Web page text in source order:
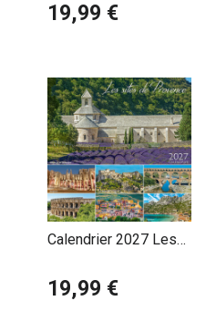
Bretagne
19,99 €
Calendrier 2027 Les
Provence
19,99 €